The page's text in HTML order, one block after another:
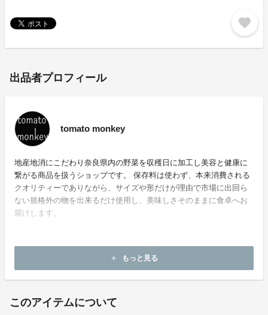
favorite
出品者プロフィール
tomato monkey
地産地消にこだわり奈良県内の野菜を収穫日に加工し美容と健康に
繋がる商品を扱うショップです。 保存料は使わず、本来消費される
クオリティーでありながら、サイズや形だけが理由で市場に出回ら
ない規格外の物を出来るだけ使用し、美味しさそのままに食卓へお
届けします。
add もっと見る
このアイテムについて